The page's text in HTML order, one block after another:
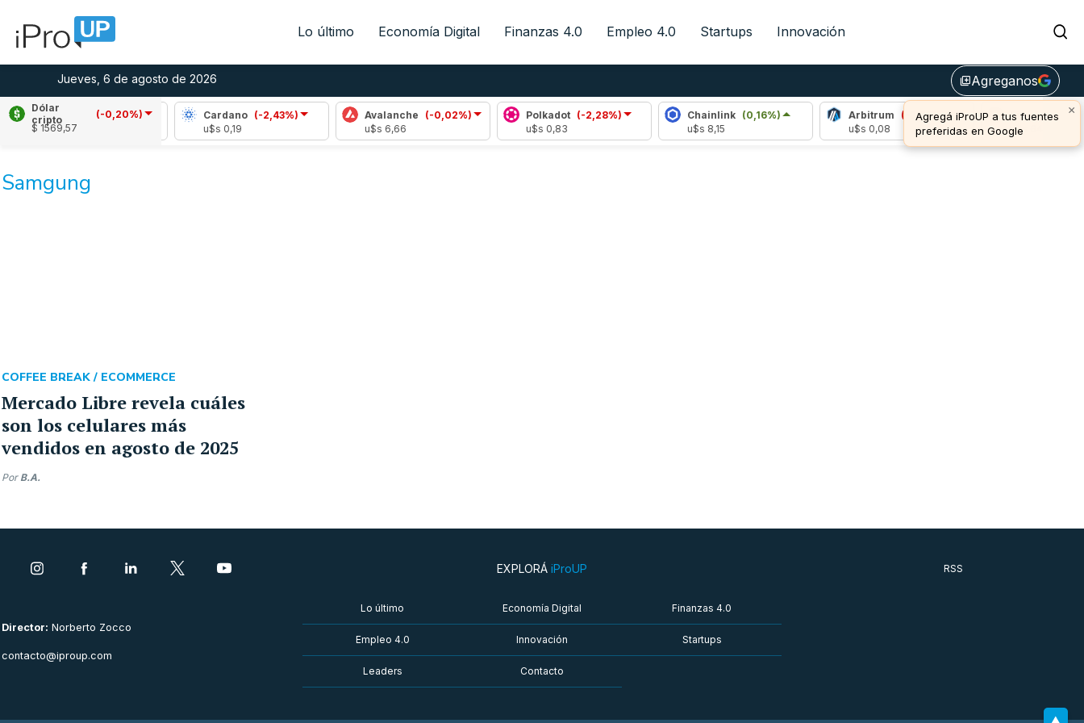
Lo último Economía Digital Finanzas 4.0 Empleo 4.0 Startups Innovación
Jueves, 6 de agosto de 2026 library_addAgreganos
×
Agregá iProUP a tus fuentes
preferidas en Google
Dólar
cripto
(-0,20%)
$ 1569,57
Ripple
(-1,36%)
u$s 1,05
Cardano (-2,43%)
u$s 0,19
Avalanche (-0,02%)
u$s 6,66
Polkadot (-2,28%)
u$s 0,83
Chainlink (0,16%)
u$s 8,15
Arbitrum (-3,76%)
u$s 0,08
Bitcoin (1,14%)
u$s 64.778,00
Samgung
Mercado Libre revela cuáles
son los celulares más
vendidos en agosto de 2025
COFFEE BREAK / ECOMMERCE
Por B.A.
Director: Norberto Zocco
contacto@iproup.com
EXPLORÁ iProUP
Lo último Economía Digital Finanzas 4.0
Empleo 4.0 Innovación Startups
Leaders Contacto
RSS